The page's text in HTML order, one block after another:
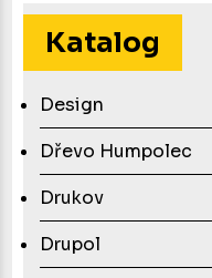
Katalog
Design
Dřevo Humpolec
Drukov
Drupol